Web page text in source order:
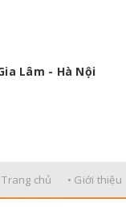
Lâm - Hà Nội
Trang chủ • Giới thiệu